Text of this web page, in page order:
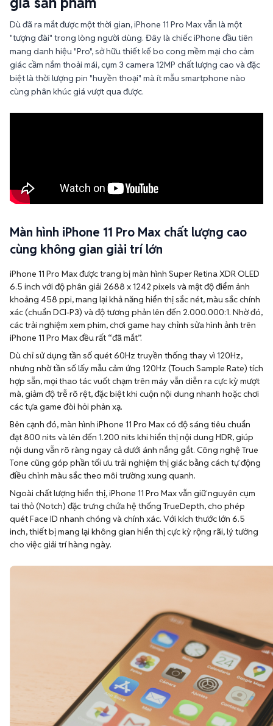
"tượng đài" trong lòng người dùng. Đây là chiếc iPhone đầu tiên
mang danh hiệu "Pro", sở hữu thiết kế bo cong mềm mại cho cảm
giác cầm nắm thoải mái, cụm 3 camera 12MP chất lượng cao và đặc
biệt là thời lượng pin "huyền thoại" mà ít mẫu smartphone nào
cùng phân khúc giá vượt qua được.
Màn hình iPhone 11 Pro Max chất lượng cao
iPhone 11 Pro Max được trang bị màn hình Super Retina XDR OLED
6.5 inch với độ phân giải 2688 x 1242 pixels và mật độ điểm ảnh
khoảng 458 ppi, mang lại khả năng hiển thị sắc nét, màu sắc chính
xác (chuẩn DCI-P3) và độ tương phản lên đến 2.000.000:1. Nhờ đó,
các trải nghiệm xem phim, chơi game hay chỉnh sửa hình ảnh trên
iPhone 11 Pro Max đều rất “đã mắt”.
Dù chỉ sử dụng tần số quét 60Hz truyền thống thay vì 120Hz,
nhưng nhờ tần số lấy mẫu cảm ứng 120Hz (Touch Sample Rate) tích
hợp sẵn, mọi thao tác vuốt chạm trên máy vẫn diễn ra cực kỳ mượt
mà, giảm độ trễ rõ rệt, đặc biệt khi cuộn nội dung nhanh hoặc chơi
các tựa game đòi hỏi phản xạ.
Bên cạnh đó, màn hình iPhone 11 Pro Max có độ sáng tiêu chuẩn
đạt 800 nits và lên đến 1.200 nits khi hiển thị nội dung HDR, giúp
nội dung vẫn rõ ràng ngay cả dưới ánh nắng gắt. Công nghệ True
Tone cũng góp phần tối ưu trải nghiệm thị giác bằng cách tự động
điều chỉnh màu sắc theo môi trường xung quanh.
Ngoài chất lượng hiển thị, iPhone 11 Pro Max vẫn giữ nguyên cụm
tai thỏ (Notch) đặc trưng chứa hệ thống TrueDepth, cho phép
quét Face ID nhanh chóng và chính xác. Với kích thước lớn 6.5
inch, thiết bị mang lại không gian hiển thị cực kỳ rộng rãi, lý tưởng
cho việc giải trí hàng ngày.